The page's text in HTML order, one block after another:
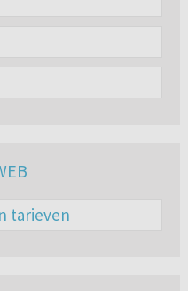
tarieven